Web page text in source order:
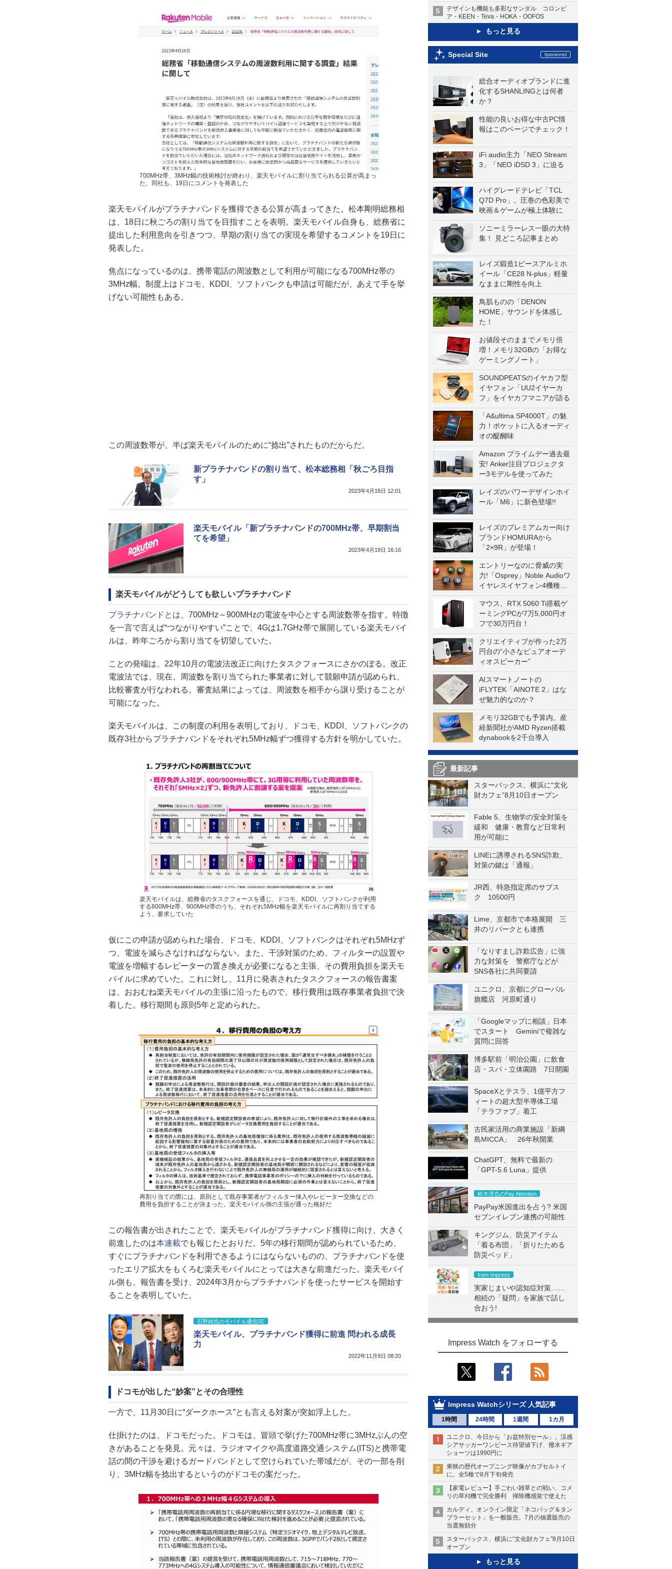
デザインも機能も多彩なサンダル コロンビ
ア・KEEN・Teva・HOKA・OOFOS
もっと見る
Special Site
総合オーディオブランドに進
化するSHANLINGとは何者
か？
性能の良いお得な中古PC情
報はこのページでチェック！
iFi audio主力「NEO Stream
3」「NEO iDSD 3」に迫る
ハイグレードテレビ「TCL
Q7D Pro」。圧巻の色彩美で
映画＆ゲームが極上体験に
ソニーミラーレス一眼の大特
集！ 見どころ記事まとめ
レイズ鍛造1ピースアルミホ
イール「CE28 N-plus」軽量
なままに剛性を向上
鳥肌ものの「DENON
HOME」サウンドを体感し
た！
お値段そのままでメモリ倍
増！メモリ32GBの「お得な
ゲーミングノート」
SOUNDPEATSのイヤカフ型
イヤフォン「UU2イヤーカ
フ」をイヤカフマニアが語る
「A&ultima SP4000T」の魅
力！ポケットに入るオーディ
オの醍醐味
Amazon プライムデー過去最
安! Anker注目プロジェクタ
ー3モデルを使ってみた
レイズのパワーデザインホイ
ール「M6」に新色登場!!
レイズのプレミアムカー向け
ブランドHOMURAから
「2×9R」が登場！
エントリーなのに脅威の実
力!「Osprey」Noble Audioワ
イヤレスイヤフォン4機種を
一気に聴く
マウス、RTX 5060 Ti搭載ゲ
ーミングPCが7万5,000円オ
フで30万円台！
クリエイティブが作った2万
円台の“小さなピュアオーデ
ィオスピーカー”
AIスマートノートの
iFLYTEK「AINOTE 2」はな
ぜ魅力的なのか？
メモリ32GBでも予算内。産
経新聞社がAMD Ryzen搭載
dynabookを2千台導入
最新記事
スターバックス、横浜に“文化
財カフェ”8月10日オープン
Fable 5、生物学の安全対策を
緩和 健康・教育など日常利
用が可能に
LINEに誘導されるSNS詐欺、
対策の鍵は「通報」
JR西、特急指定席のサブス
ク 10500円
Lime、京都市で本格展開 三
井のリパークとも連携
「なりすまし詐欺広告」に強
力な対策を 警察庁などが
SNS各社に共同要請
ユニクロ、京都にグローバル
旗艦店 河原町通り
「Googleマップに相談」日本
でスタート Geminiで複雑な
質問に回答
博多駅前「明治公園」に飲食
店・スパ・立体園路 7日開園
SpaceXとテスラ、1億平方フ
ィートの超大型半導体工場
「テラファブ」着工
古民家活用の商業施設「新綱
島MICCA」 26年秋開業
ChatGPT、無料で最新の
「GPT-5.6 Luna」提供
鈴木淳也のPay Attention
PayPay米国進出を占う? 米国
セブンイレブン連携の可能性
キングジム、防災アイテム
「着る布団」「折りたためる
防災ベッド」
from Impress
実家じまいや認知症対策……
相続の「疑問」を家族で話し
合おう!
Impress Watch をフォローする
Impress Watchシリーズ 人気記事
1時間 24時間 1週間 1カ月
ユニクロ、今日から「お盆特別セール」。涼感
シアサッカーワンピース待望値下げ、撥水ギア
ショーツは1990円に
東映の歴代オープニング映像がカプセルトイ
に。全5種で8月下旬発売
【家電レビュー】手ごわい雑草との戦い、コメ
リの草刈機で完全勝利 掃除機感覚で使えた
カルディ、オンライン限定「ネコバッグ＆タン
ブラーセット」を一般販売。7月の抽選販売の
当選無効分
スターバックス、横浜に“文化財カフェ”8月10日
オープン
もっと見る
700MHz帯、3MHz幅の技術検討が終わり、楽天モバイルに割り当てられる公算が高まっ
た。同社も、19日にコメントを発表した
楽天モバイルがプラチナバンドを獲得できる公算が高まってきた。松本剛明総務相
は、18日に秋ごろの割り当てを目指すことを表明。楽天モバイル自身も、総務省に
提出した利用意向を引きつつ、早期の割り当ての実現を希望するコメントを19日に
発表した。
焦点になっているのは、携帯電話の周波数として利用が可能になる700MHz帯の
3MHz幅。制度上はドコモ、KDDI、ソフトバンクも申請は可能だが、あえて手を挙
げない可能性もある。
この周波数帯が、半ば楽天モバイルのために“捻出”されたものだからだ。
新プラチナバンドの割り当て、松本総務相「秋ごろ目指
す」
2023年4月18日 12:01
楽天モバイル「新プラチナバンドの700MHz帯、早期割当
てを希望」
2023年4月19日 16:16
楽天モバイルがどうしても欲しいプラチナバンド
プラチナバンドとは 、700MHz～900MHzの電波を中心とする周波数帯を指す。特徴
を一言で言えば“つながりやすい”ことで、4Gは1.7GHz帯で展開している楽天モバイ
ルは、昨年ごろから割り当てを切望していた。
ことの発端は、22年10月の電波法改正に向けたタスクフォースにさかのぼる。改正
電波法では、現在、周波数を割り当てられた事業者に対して競願申請が認められ、
比較審査が行なわれる。審査結果によっては、周波数を相手から譲り受けることが
可能になった。
楽天モバイルは、この制度の利用を表明しており、ドコモ、KDDI、ソフトバンクの
既存3社からプラチナバンドをそれぞれ5MHz幅ずつ獲得する方針を明かしていた。
楽天モバイルは、総務省のタスクフォースを通じ、ドコモ、KDDI、ソフトバンクが利用
する800MHz帯、900MHz帯のうち、それぞれ5MHz幅を楽天モバイルに再割り当てする
よう、要求していた
仮にこの申請が認められた場合、ドコモ、KDDI、ソフトバンクはそれぞれ5MHzず
つ、電波を減らさなければならない。また、干渉対策のため、フィルターの設置や
電波を増幅するレピーターの置き換えが必要になると主張、その費用負担を楽天モ
バイルに求めていた。これに対し、11月に発表されたタスクフォースの報告書案
は、おおむね楽天モバイルの主張に沿ったもので、移行費用は既存事業者負担で決
着した。移行期間も原則5年と定められた。
再割り当ての際には、原則として既存事業者がフィルター挿入やレピーター交換などの
費用を負担することが決まった。楽天モバイル側の主張が通った格好だ
この報告書が出されたことで、楽天モバイルがプラチナバンド獲得に向け、大きく
前進したのは本連載でも報じたとおりだ。5年の移行期間が認められているため、
すぐにプラチナバンドを利用できるようにはならないものの、プラチナバンドを使
ったエリア拡大をもくろむ楽天モバイルにとっては大きな前進だった。楽天モバイ
ル側も、報告書を受け、2024年3月からプラチナバンドを使ったサービスを開始す
ることを表明していた。
石野純也のモバイル通信SE
楽天モバイル、プラチナバンド獲得に前進 問われる成長
力
2022年11月9日 08:20
ドコモが出した“妙案”とその合理性
一方で、11月30日に“ダークホース”とも言える対案が突如浮上した。
仕掛けたのは、ドコモだった。ドコモは、冒頭で挙げた700MHz帯に3MHzぶんの空
きがあることを発見。元々は、ラジオマイクや高度道路交通システム(ITS)と携帯電
話の間の干渉を避けるガードバンドとして空けられていた帯域だが、その一部を削
り、3MHz幅を捻出するというのがドコモの案だった。